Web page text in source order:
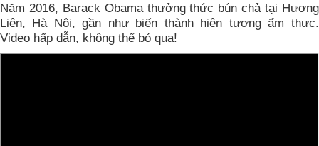
Năm 2016, Barack Obama thưởng thức bún chả tại Hương
Liên, Hà Nội, gần như biến thành hiện tượng ẩm thực.
Video hấp dẫn, không thể bỏ qua!